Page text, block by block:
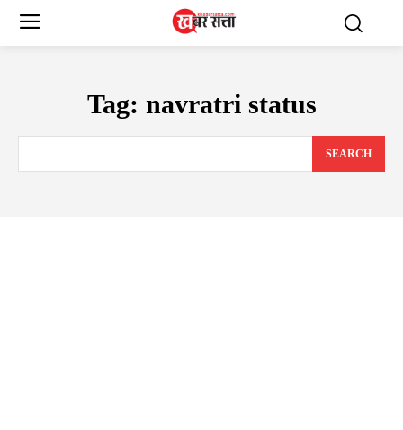
Tag: navratri status
SEARCH